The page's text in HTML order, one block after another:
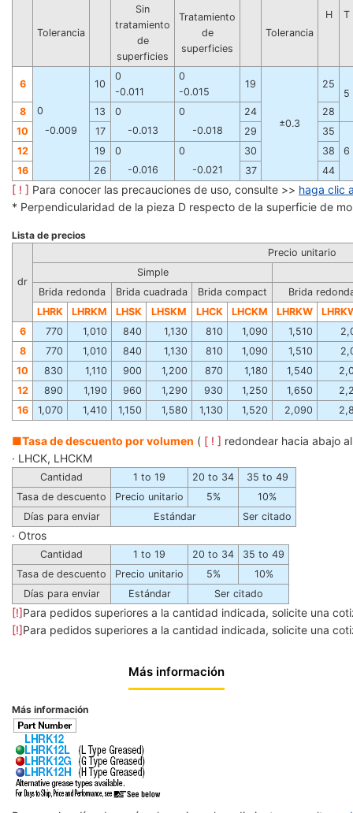
H
T
Tolerancia
Sin
tratamiento
de
superficies
Tratamiento
de
superficies
Tolerancia
6 10
0
-0.011
0
-0.015
19
±0.3
25
5
8
0 13 0 0 24
28
10
-0.009 17 -0.013 -0.018 29
35
6
12 19 0 0 30
38
16
26 -0.016 -0.021 37 44
[ ! ] Para conocer las precauciones de uso, consulte >> haga clic
* Perpendicularidad de la pieza D respecto de la superficie de
Lista de precios
dr
Precio unitario
Simple
Brida redonda
Brida cuadrada Brida compact
Brida
LHRK
LHRKM LHSK LHSKM LHCK LHCKM LHRKW
6
770 1,010 840 1,130 810 1,090 1,510
8
770 1,010 840 1,130 810 1,090 1,510
10
830 1,110 900 1,200 870 1,180 1,540
12
890 1,190 960 1,290 930 1,250 1,650
16
1,070 1,410 1,150 1,580 1,130 1,520 2,090
■Tasa de descuento por volumen ( [ ! ] redondear hacia abajo
· LHCK, LHCKM
Cantidad 1 to 19 20 to 34
35 to 49
Tasa de descuento
Precio unitario 5%
10%
Días para enviar
Estándar Ser citado
· Otros
Cantidad 1 to 19 20 to 34
35 to 49
Tasa de descuento
Precio unitario 5%
10%
Días para enviar
Estándar Ser citado
[!]Para pedidos superiores a la cantidad indicada, solicite una
[!]Para pedidos superiores a la cantidad indicada, solicite una
Más información
Más información